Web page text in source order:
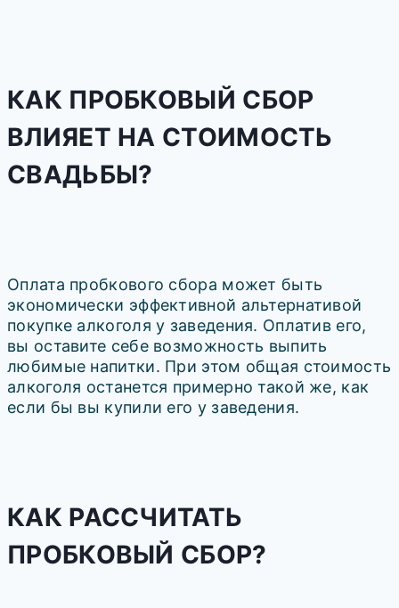
КАК ПРОБКОВЫЙ СБОР
ВЛИЯЕТ НА СТОИМОСТЬ
СВАДЬБЫ?
Оплата пробкового сбора может быть
экономически эффективной альтернативой
покупке алкоголя у заведения. Оплатив его,
вы оставите себе возможность выпить
любимые напитки. При этом общая стоимость
алкоголя останется примерно такой же, как
если бы вы купили его у заведения.
КАК РАССЧИТАТЬ
ПРОБКОВЫЙ СБОР?